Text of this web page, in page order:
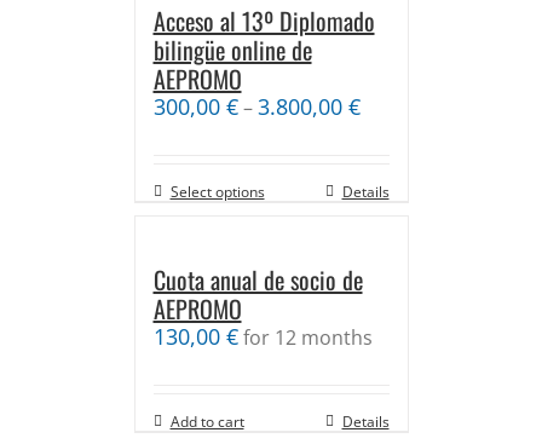
Acceso al 13º Diplomado
bilingüe online de
AEPROMO
300,00 €–3.800,00 €
Select options Details
Cuota anual de socio de
AEPROMO
130,00 €for 12 months
Add to cart Details